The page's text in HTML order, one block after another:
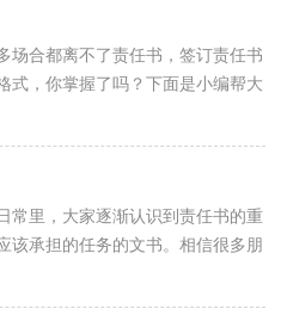
场合都离不了责任书，签订责任书
式，你掌握了吗？下面是小编帮大
考，欢迎大家阅读。宿舍...
常里，大家逐渐认识到责任书的重
该承担的任务的文书。相信很多朋
，以下是小编收集整...